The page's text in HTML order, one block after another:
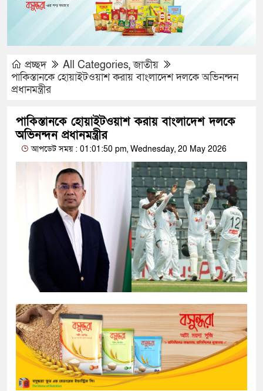
প্রচ্ছদ All Categories,জাতীয়
পাকিস্তানকে হোয়াইটওয়াশ করায় বাংলাদেশ দলকে অভিনন্দন
প্রধানমন্ত্রীর
পাকিস্তানকে হোয়াইটওয়াশ করায় বাংলাদেশ দলকে
অভিনন্দন প্রধানমন্ত্রীর
আপডেট সময় : 01:01:50 pm, Wednesday, 20 May 2026